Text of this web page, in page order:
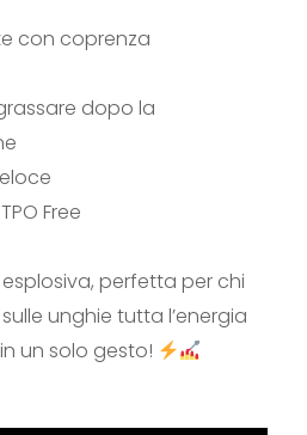
con coprenza
dopo la
Free
perfetta per chi
unghie tutta l’energia
un solo gesto!